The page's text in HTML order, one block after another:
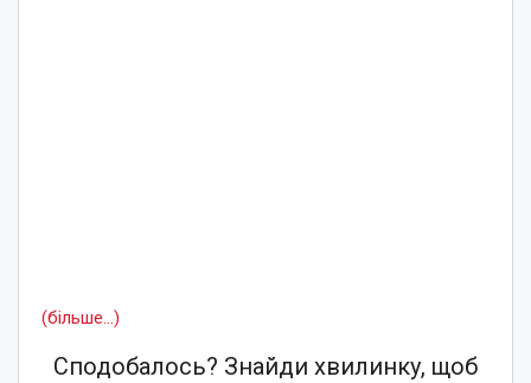
(більше…)
Сподобалось? Знайди хвилинку, щоб